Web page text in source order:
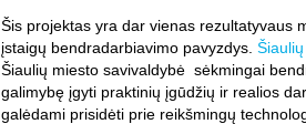
Šis projektas yra dar vienas rezultatyvaus
įstaigų bendradarbiavimo pavyzdys.
Šiaulių miesto savivaldybė sėkmingai
galimybę įgyti praktinių įgūdžių ir realios
galėdami prisidėti prie reikšmingų